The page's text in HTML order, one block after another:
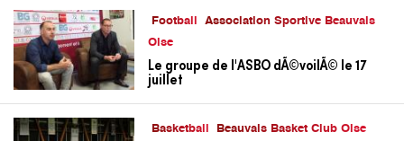
Football
Association Sportive Beauvais
Oise
Le groupe de l'ASBO dÃ©voilÃ© le 17
juillet
Basketball Beauvais Basket Club Oise